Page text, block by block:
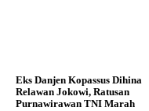
Eks Danjen Kopassus Dihina
Relawan Jokowi, Ratusan
Purnawirawan TNI Marah